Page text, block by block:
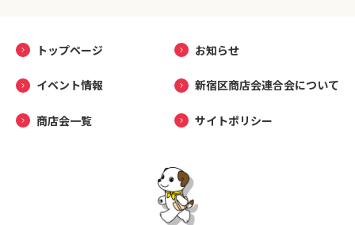
トップページ お知らせ
イベント情報 新宿区商店会連合会について
商店会一覧 サイトポリシー